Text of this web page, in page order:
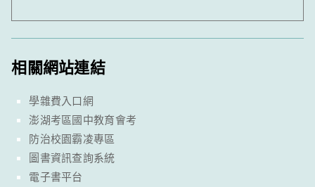
相關網站連結
學雜費入口網
澎湖考區國中教育會考
防治校園霸凌專區
圖書資訊查詢系統
電子書平台